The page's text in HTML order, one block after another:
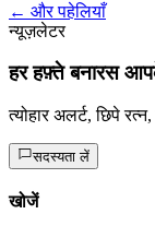
← और पहेलियाँ
न्यूज़लेटर
हर हफ़्ते बनारस
त्योहार अलर्ट, छिपे
सदस्यता लें
खोजें